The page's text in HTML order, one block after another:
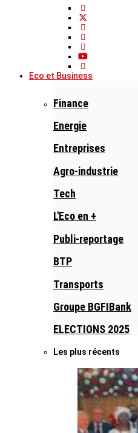
Eco et Business
Finance
Energie
Entreprises
Agro-industrie
Tech
L'Eco en +
Publi-reportage
BTP
Transports
Groupe BGFIBank
ELECTIONS 2025
Les plus récents